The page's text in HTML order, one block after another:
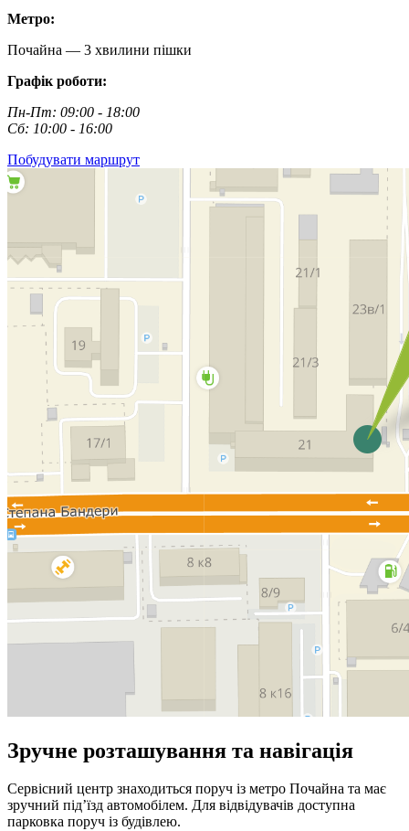
Метро:
Почайна — 3 хвилини пішки
Графік роботи:
Пн-Пт: 09:00 - 18:00
Сб: 10:00 - 16:00
Побудувати маршрут
Зручне розташування та навігація
Сервісний центр знаходиться поруч із метро Почайна та має
зручний під’їзд автомобілем. Для відвідувачів доступна
парковка поруч із будівлею.